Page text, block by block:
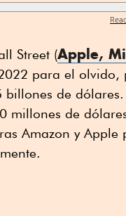
Street (Apple,
para el olvido,
de dólares.
millones de
Amazon y Apple